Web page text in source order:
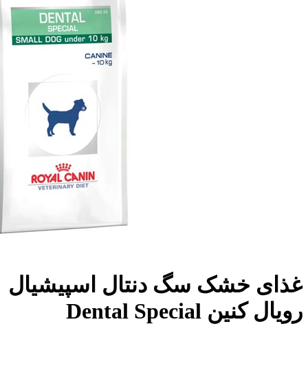
غذای خشک سگ دنتال اسپیشیال
رویال کنین Dental Special